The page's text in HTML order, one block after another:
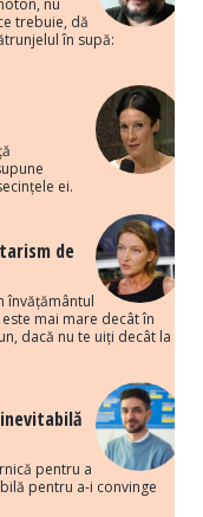
nu
trebuie, dă
în supă:
ei.
de
învățământul
mai mare decât în
dacă nu te uiți decât la
pentru a
pentru a-i convinge